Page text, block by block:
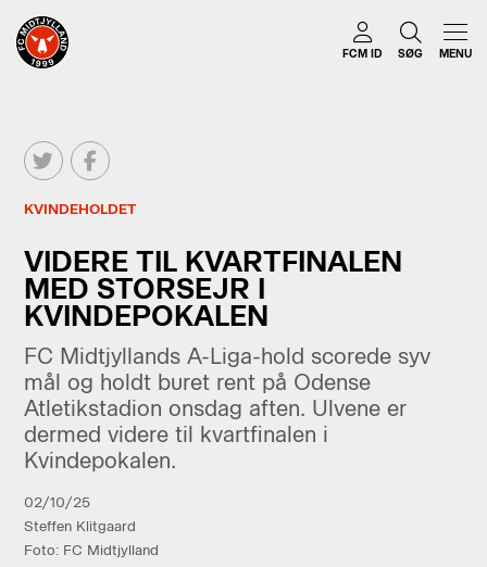
FCM ID SØG MENU
KVINDEHOLDET
VIDERE TIL KVARTFINALEN
MED STORSEJR I
KVINDEPOKALEN
FC Midtjyllands A-Liga-hold scorede syv
mål og holdt buret rent på Odense
Atletikstadion onsdag aften. Ulvene er
dermed videre til kvartfinalen i
Kvindepokalen.
02/10/25
Steffen Klitgaard
Foto: FC Midtjylland